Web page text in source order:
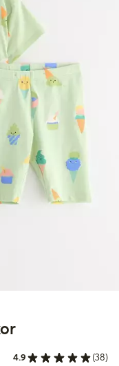
kr kr
4.9 (38)